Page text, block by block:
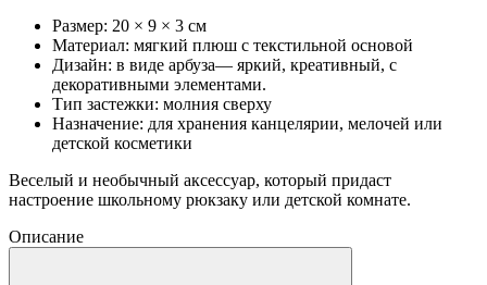
Размер: 20 × 9 × 3 см
Материал: мягкий плюш с текстильной основой
Дизайн: в виде арбуза— яркий, креативный, с
декоративными элементами.
Тип застежки: молния сверху
Назначение: для хранения канцелярии, мелочей или
детской косметики
Веселый и необычный аксессуар, который придаст
настроение школьному рюкзаку или детской комнате.
Описание